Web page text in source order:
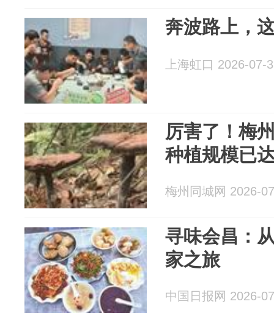
奔波路上，
上海虹口 2026-07-
厉害了！梅
种植规模已
梅州同城网 2026-
寻味会昌：
家之旅
中国日报网 2026-